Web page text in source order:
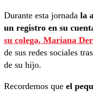
Durante esta jornada la
un registro en su
su colega, Mariana
de sus redes sociales
de su hijo.
Recordemos que el